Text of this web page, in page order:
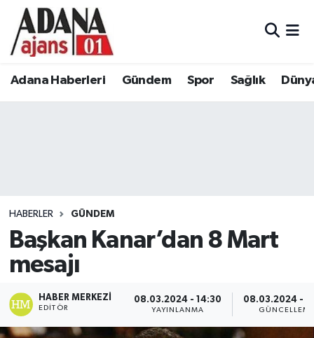
Adana Haberleri Gündem Spor Sağlık
HABERLER GÜNDEM
Başkan Kanar’dan 8 Mart
mesajı
HABER MERKEZI
EDITÖR
08.03.2024 - 14:30
YAYINLANMA
08.03.2024 -
Adana Haberleri
Eğitim
Siyaset
Ekonomi
Adana Nöbetçi Eczaneler
Tüm Manşetler
Son Dakika Haberleri
Haber Arşivi